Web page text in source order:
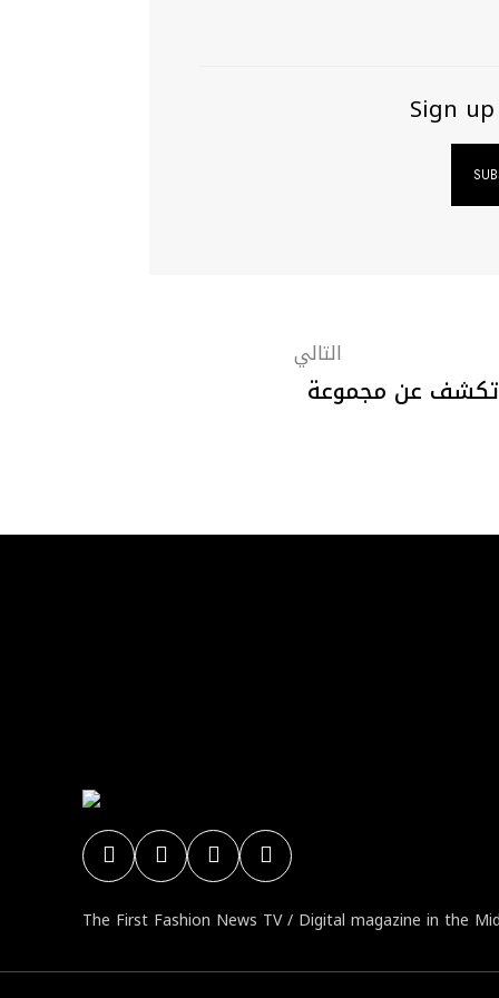
Sign
التالي
Oscar de la Renta تكشف عن مجموعة
The First Fashion News TV / Digital magazine in the